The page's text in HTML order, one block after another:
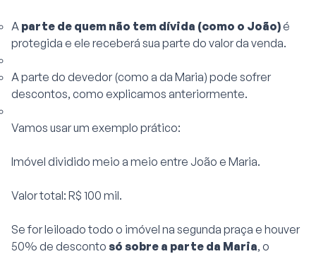
A parte de quem não tem dívida (como o João)é
protegida e ele receberá sua parte do valor da venda.
A parte do devedor (como a da Maria) pode sofrer
descontos, como explicamos anteriormente.
Vamos usar um exemplo prático:
Imóvel dividido meio a meio entre João e Maria.
Valor total: R$ 100 mil.
Se for leiloado todo o imóvel na segunda praça e houver
50% de desconto só sobre a parte da Maria, o